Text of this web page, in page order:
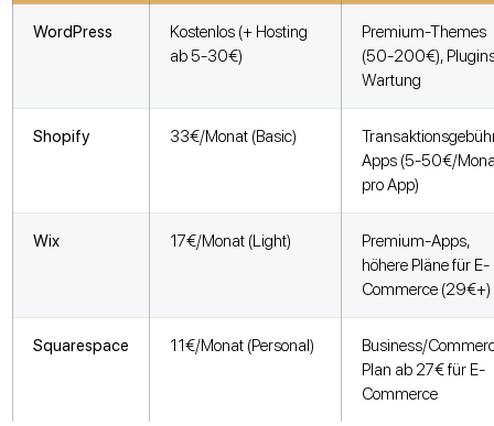
WordPress
Kostenlos (+ Hosting
ab 5-30€)
Premium-Themes
(50-200€),
Wartung
Shopify 33€/Monat (Basic)
Apps (5-50€/
pro App)
Wix 17€/Monat (Light)
Premium-Apps,
höhere Pläne für E-
Commerce (29€+)
Squarespace 11€/Monat (Personal)
Business/
Plan ab 27€ für E-
Commerce